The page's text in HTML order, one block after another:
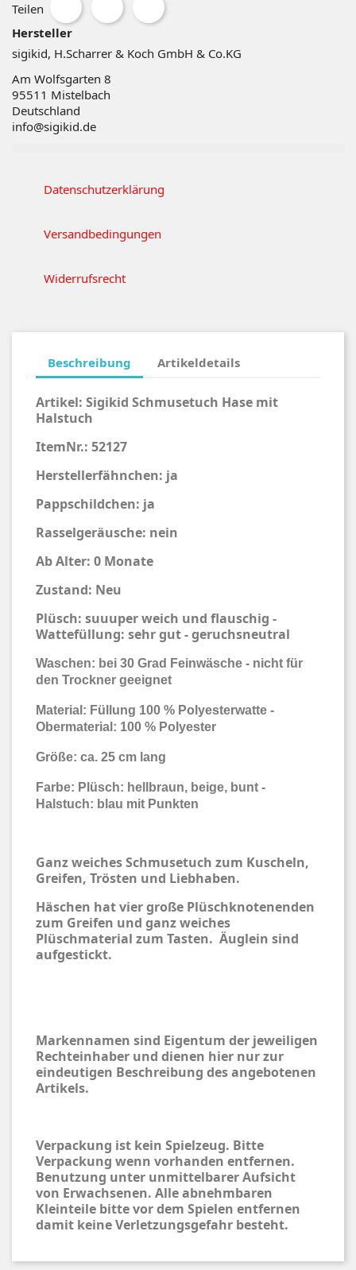
Teilen
Hersteller
sigikid, H.Scharrer & Koch GmbH & Co.KG
Am Wolfsgarten 8
95511 Mistelbach
Deutschland
info@sigikid.de
Datenschutzerklärung
Versandbedingungen
Widerrufsrecht
Beschreibung Artikeldetails
Artikel: Sigikid Schmusetuch Hase mit
Halstuch
ItemNr.: 52127
Herstellerfähnchen: ja
Pappschildchen: ja
Rasselgeräusche: nein
Ab Alter: 0 Monate
Zustand: Neu
Plüsch: suuuper weich und flauschig -
Wattefüllung: sehr gut - geruchsneutral
Waschen: bei 30 Grad Feinwäsche - nicht für
den Trockner geeignet
Material: Füllung 100 % Polyesterwatte -
Obermaterial: 100 % Polyester
Größe: ca. 25 cm lang
Farbe: Plüsch: hellbraun, beige, bunt -
Halstuch: blau mit Punkten
Ganz weiches Schmusetuch zum Kuscheln,
Greifen, Trösten und Liebhaben.
Häschen hatvier große Plüschknotenenden
zum Greifen und ganz weiches
Plüschmaterial zum Tasten. Äuglein sind
aufgestickt.
Markennamen sind Eigentum der jeweiligen
Rechteinhaber und dienen hier nur zur
eindeutigen Beschreibung des angebotenen
Artikels.
Verpackung ist kein Spielzeug. Bitte
Verpackung wenn vorhanden entfernen.
Benutzung unter unmittelbarer Aufsicht
von Erwachsenen. Alle abnehmbaren
Kleinteile bitte vor dem Spielen entfernen
damit keine Verletzungsgefahr besteht.